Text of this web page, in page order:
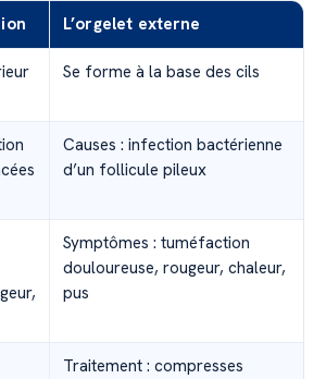
L’orgelet externe
Se forme à la base des cils
Causes : infection bactérienne
d’un follicule pileux
Symptômes : tuméfaction
douloureuse, rougeur, chaleur,
pus
Traitement : compresses